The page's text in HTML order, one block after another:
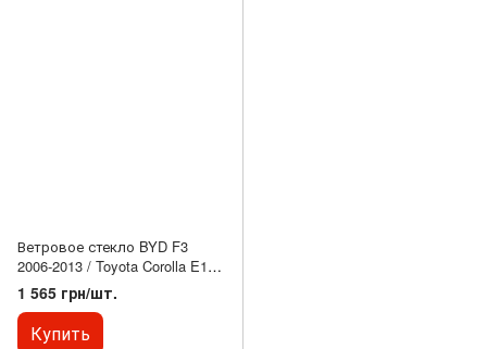
Ветровое стекло BYD F3
2006-2013 / Toyota Corolla E120
/ 130 2002-2006
1 565 грн/шт.
Купить